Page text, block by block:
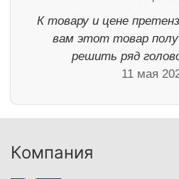
К товару и цене
вам этот товар
решить ряд
11 мая
Компания